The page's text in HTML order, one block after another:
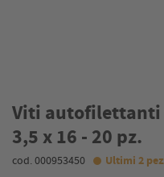
Viti autofilettanti
3,5 x 16 - 20 pz.
cod. 000953450 Ultimi 2